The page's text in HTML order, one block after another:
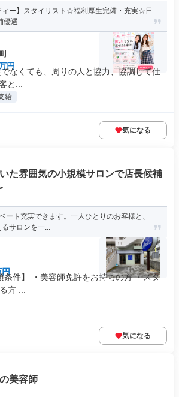
ィー】スタイリスト☆福利厚生完備・充実☆日
優遇
円
なくても、周りの人と協力、協調して仕
と...
給
気になる
た雰囲気の小規模サロンで店長候補
ート充実できます。一人ひとりのお客様と、
サロンを一...
条件】 ・美容師免許をお持ちの方 ・スタ
方 ...
気になる
美容師